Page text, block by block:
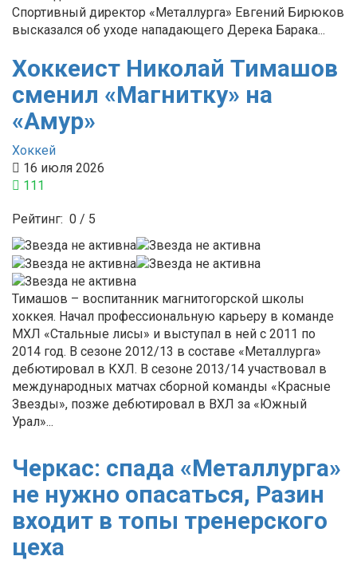
Спортивный директор «Металлурга» Евгений Бирюков
высказался об уходе нападающего Дерека Барака...
Хоккеист Николай Тимашов
сменил «Магнитку» на
«Амур»
Хоккей
16 июля 2026
111
Рейтинг: 0 / 5
Тимашов – воспитанник магнитогорской школы
хоккея. Начал профессиональную карьеру в команде
МХЛ «Стальные лисы» и выступал в ней с 2011 по
2014 год. В сезоне 2012/13 в составе «Металлурга»
дебютировал в КХЛ. В сезоне 2013/14 участвовал в
международных матчах сборной команды «Красные
Звезды», позже дебютировал в ВХЛ за «Южный
Урал»...
Черкас: спада «Металлурга»
не нужно опасаться, Разин
входит в топы тренерского
цеха